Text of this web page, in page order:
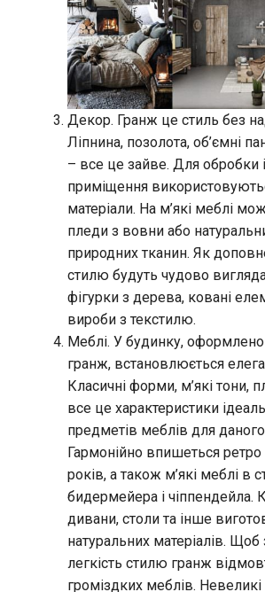
Декор. Гранж це стиль без
Ліпнина, позолота, об’ємні
– все це зайве. Для обробки
приміщення
матеріали. На м’які меблі
пледи з вовни або
природних тканин. Як
стилю будуть чудово
фігурки з дерева, ковані
вироби з текстилю.
Меблі. У будинку,
гранж, встановлюється
Класичні форми, м’які тони,
все це характеристики
предметів меблів для
Гармонійно впишеться
років, а також м’які меблі в
бидермейера і чіппендейла.
дивани, столи та інше
натуральних матеріалів. Щоб
легкість стилю гранж
громіздких меблів. Невеликі